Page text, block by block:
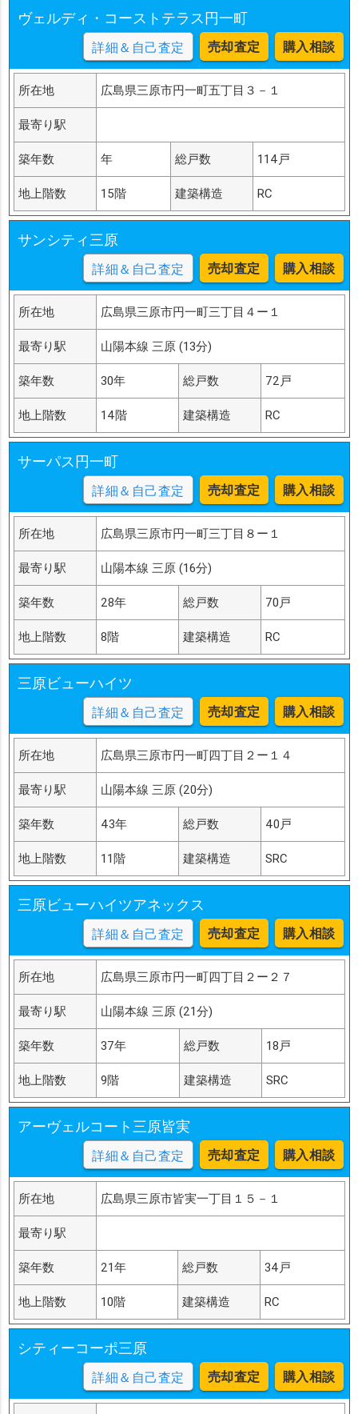
ヴェルディ・コーストテラス円一町
詳細＆自己査定 売却査定 購入相談
所在地 広島県三原市円一町五丁目３－１
最寄り駅
築年数 年 総戸数 114戸
地上階数 15階 建築構造 RC
サンシティ三原
詳細＆自己査定 売却査定 購入相談
所在地 広島県三原市円一町三丁目４ー１
最寄り駅 山陽本線 三原 (13分)
築年数 30年 総戸数 72戸
地上階数 14階 建築構造 RC
サーパス円一町
詳細＆自己査定 売却査定 購入相談
所在地 広島県三原市円一町三丁目８ー１
最寄り駅 山陽本線 三原 (16分)
築年数 28年 総戸数 70戸
地上階数 8階 建築構造 RC
三原ビューハイツ
詳細＆自己査定 売却査定 購入相談
所在地 広島県三原市円一町四丁目２ー１４
最寄り駅 山陽本線 三原 (20分)
築年数 43年 総戸数 40戸
地上階数 11階 建築構造 SRC
三原ビューハイツアネックス
詳細＆自己査定 売却査定 購入相談
所在地 広島県三原市円一町四丁目２ー２７
最寄り駅 山陽本線 三原 (21分)
築年数 37年 総戸数 18戸
地上階数 9階 建築構造 SRC
アーヴェルコート三原皆実
詳細＆自己査定 売却査定 購入相談
所在地 広島県三原市皆実一丁目１５－１
最寄り駅
築年数 21年 総戸数 34戸
地上階数 10階 建築構造 RC
シティーコーポ三原
詳細＆自己査定 売却査定 購入相談